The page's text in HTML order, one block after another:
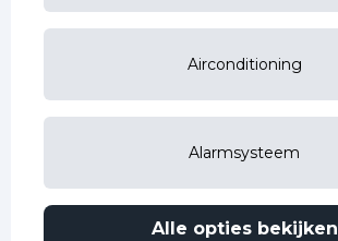
Airconditioning
Alarmsysteem
Alle opties bekijken